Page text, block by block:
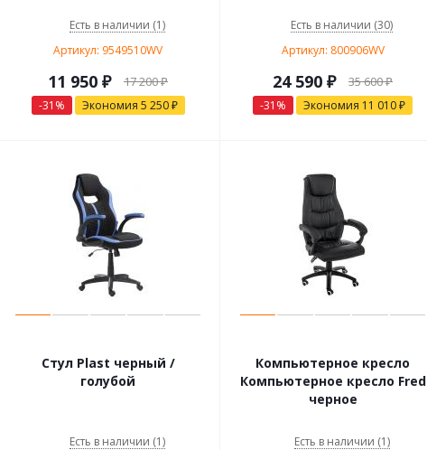
Есть в наличии (1)
Артикул: 9549510WV
11 950 ₽ 17 200₽
-31 % Экономия 5 250₽
Есть в наличии (30)
Артикул: 800906WV
24 590 ₽ 35 600₽
-31 % Экономия 11 010₽
Стул Plast черный /
голубой
Есть в наличии (1)
Компьютерное кресло
Компьютерное кресло Fred
черное
Есть в наличии (1)